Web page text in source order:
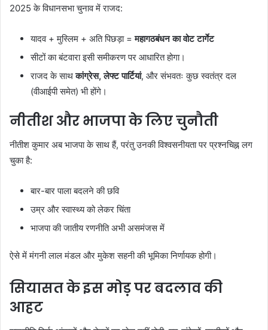
2025 के विधानसभा चुनाव में राजद:
यादव + मुस्लिम + अति पिछड़ा =महागठबंधन का वोट टार्गेट
सीटों का बंटवारा इसी समीकरण पर आधारित होगा।
राजद के साथकांग्रेस, लेफ्ट पार्टियां, और संभवतः कुछ स्वतंत्र दल
(वीआईपी समेत) भी होंगे।
नीतीश और भाजपा के लिए चुनौती
नीतीश कुमार अब भाजपा के साथ हैं, परंतु उनकी विश्वसनीयता पर प्रश्नचिह्न लग
चुका है:
बार-बार पाला बदलने की छवि
उम्र और स्वास्थ्य को लेकर चिंता
भाजपा की जातीय रणनीति अभी असमंजस में
ऐसे में मंगनी लाल मंडल और मुकेश सहनी की भूमिका निर्णायक होगी।
सियासत के इस मोड़ पर बदलाव की
आहट